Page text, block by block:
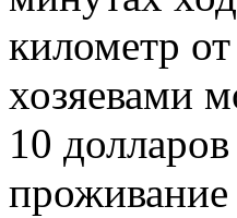
километр
хозяевами
10